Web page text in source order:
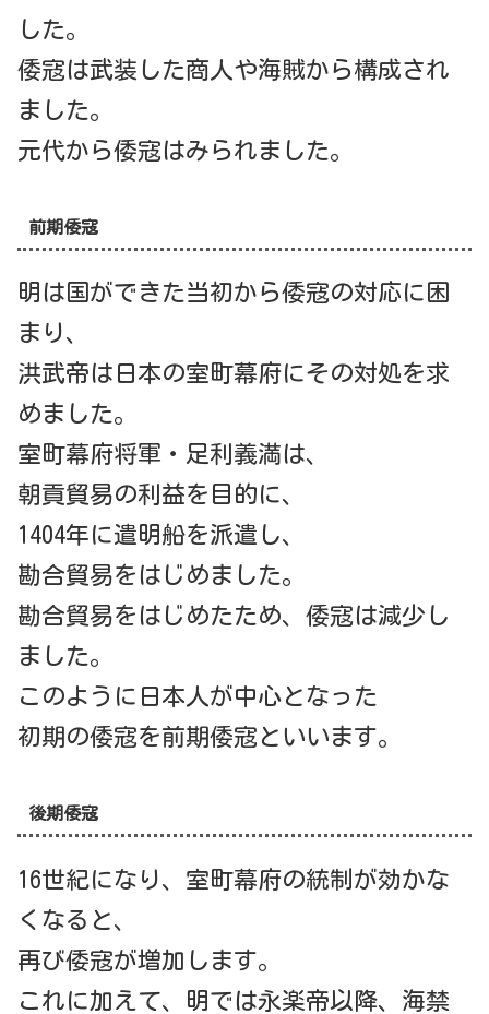
した。
倭寇は武装した商人や海賊から構成され
ました。
元代から倭寇はみられました。
前期倭寇
明は国ができた当初から倭寇の対応に困
まり、
洪武帝は日本の室町幕府にその対処を求
めました。
室町幕府将軍・足利義満は、
朝貢貿易の利益を目的に、
1404年に遣明船を派遣し、
勘合貿易をはじめました。
勘合貿易をはじめたため、倭寇は減少し
ました。
このように日本人が中心となった
初期の倭寇を前期倭寇といいます。
後期倭寇
16世紀になり、室町幕府の統制が効かな
くなると、
再び倭寇が増加します。
これに加えて、明では永楽帝以降、海禁